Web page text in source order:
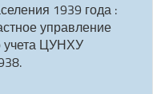
1939 года :
управление
учета ЦУНХУ